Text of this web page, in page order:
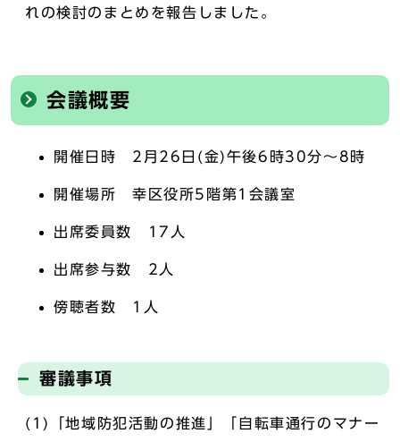
れの検討のまとめを報告しました。
会議概要
開催日時 2月26日(金)午後6時30分～8時
開催場所 幸区役所5階第1会議室
出席委員数 17人
出席参与数 2人
傍聴者数 1人
審議事項
(1)「地域防犯活動の推進」「自転車通行のマナー